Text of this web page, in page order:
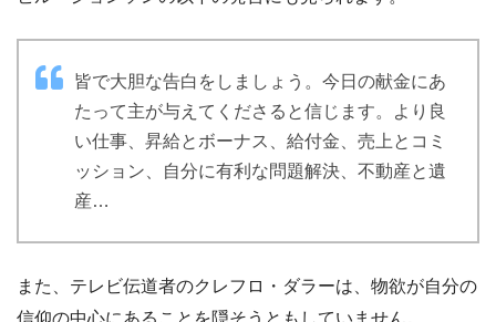
皆で大胆な告白をしましょう。今日の献金にあ
たって主が与えてくださると信じます。より良
い仕事、昇給とボーナス、給付金、売上とコミ
ッション、自分に有利な問題解決、不動産と遺
産…
また、テレビ伝道者のクレフロ・ダラーは、物欲が自分の
信仰の中心にあることを隠そうともしていません。